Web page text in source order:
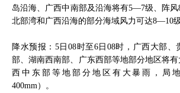
岛沿海、广西中南部及沿海将有5—7级、阵
北部湾和广西沿海的部分海域风力可达8—10
降水预报：5日08时至6日08时，广西大部
部、湖南西南部、广东西部等地部分地区将
西中东部等地部分地区有大暴雨，局
400mm）。